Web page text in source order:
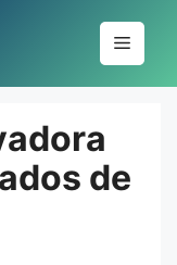
Menu
de